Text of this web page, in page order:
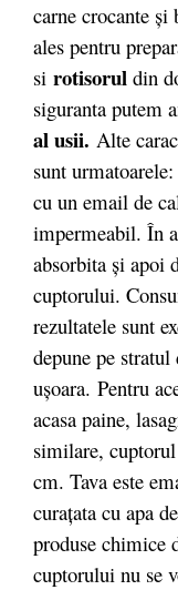
carne crocante
ales pentru
si rotisorul din
siguranta putem
al usii. Alte
sunt
cu un email de
impermeabil. În
absorbita şi
cuptorului.
rezultatele sunt
depune pe
uşoara. Pentru
acasa paine,
similare, cuptorul
cm. Tava este
curațata cu apa
produse chimice
cuptorului nu se